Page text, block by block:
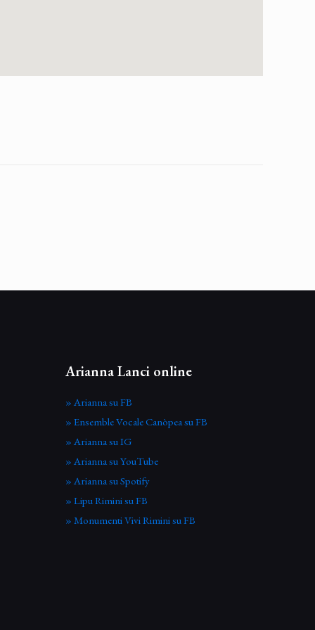
Arianna Lanci online
» Arianna su FB
» Ensemble Vocale Canòpea su FB
» Arianna su IG
» Arianna su YouTube
» Arianna su Spotify
» Lipu Rimini su FB
» Monumenti Vivi Rimini su FB